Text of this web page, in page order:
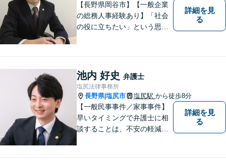
【長野県岡谷市】【一般企業
の総務人事経験あり】「社会
の役に立ちたい」という思い
谷市・長野県中南信の人々の
権利を守るために懸命に働き
ます。離婚・借金・交通事故
などお気軽にご相談くださ
い。
詳細を見
る
池内 好史 弁護士
塩尻法律事務所
長野県|塩尻市 塩尻駅 から徒歩8分
【一般民事事件／家事事件】
早いタイミングで弁護士に相
談することは、不安の軽減、
詳細を見
る